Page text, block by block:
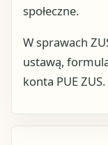
społeczne.
W sprawach
ustawą,
konta PUE ZUS.